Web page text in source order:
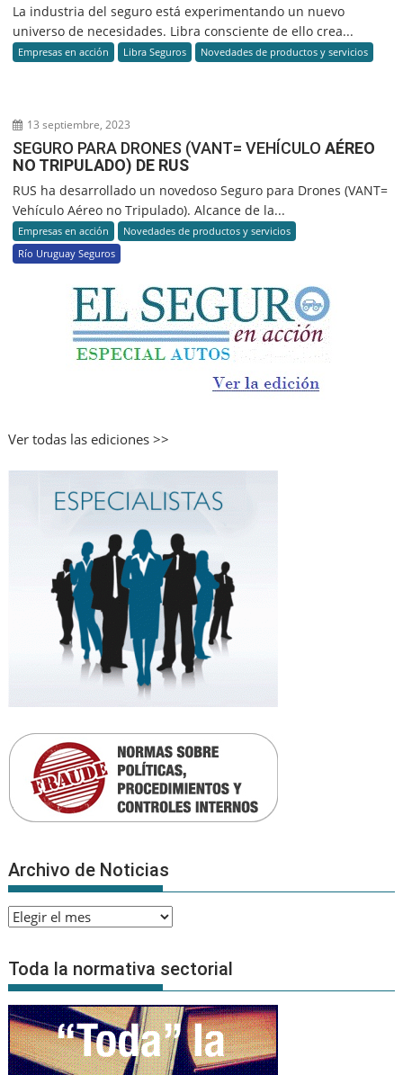
La industria del seguro está experimentando un nuevo
universo de necesidades. Libra consciente de ello crea...
Empresas en acción Libra Seguros Novedades de productos y servicios
13 septiembre, 2023
SEGURO PARA DRONES (VANT= VEHÍCULOAÉREO
NO TRIPULADO) DE RUS
RUS ha desarrollado un novedoso Seguro para Drones (VANT=
Vehículo Aéreo no Tripulado). Alcance de la...
Empresas en acción
Novedades de productos y servicios
Río Uruguay Seguros
Ver todas las ediciones >>
Archivo de Noticias
Archivo
Noticias
Toda la normativa sectorial